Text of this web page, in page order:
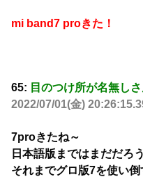
mi band7 proきた！
65: 目のつけ所が名無し
2022/07/01(金)
7proきたね～
日本語版まではまだだろ
それまでグロ版7を使い倒